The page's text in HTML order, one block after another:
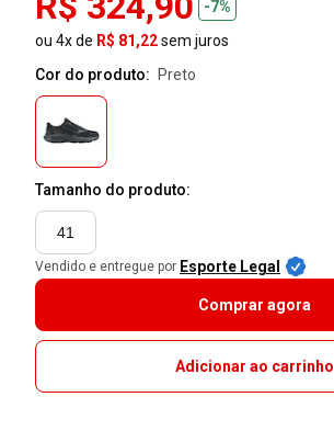
-7%
ou 4x de R$ 81,22sem juros
Cor do produto:
preto
Tamanho do produto:
41
Vendido e entregue por Esporte Legal
Comprar agora
Adicionar ao carrinho